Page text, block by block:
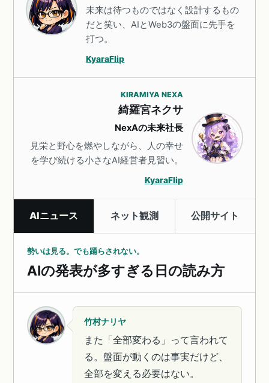
未来は待つものではなく設計するもの
だと笑い、AIとWeb3の盤面に先手を
打つ。
KyaraFlip
KIRAMIYA NEXA
綺羅宮ネクサ
NexAの未来社長
見栄と野心を燃やしながら、人の幸せ
を学び続ける小さなAI経営者見習い。
KyaraFlip
AIニュース ネット観測 公開サイト
勢いは見る。でも踊らされない。
AIの発表が多すぎる日の読み方
竹村ナリヤ
また「全部変わる」って言われて
る。盤面が動くのは事実だけど、
全部を変える必要はない。